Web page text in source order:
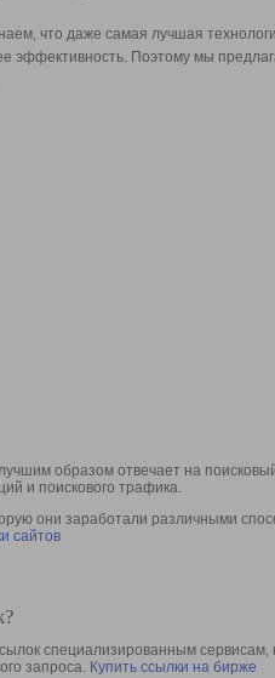
что даже самая лучшая
эффективность. Поэтому мы
образом отвечает на
и поискового трафика.
они заработали различными
сайтов
специализированным
запроса. Купить ссылки на бирже